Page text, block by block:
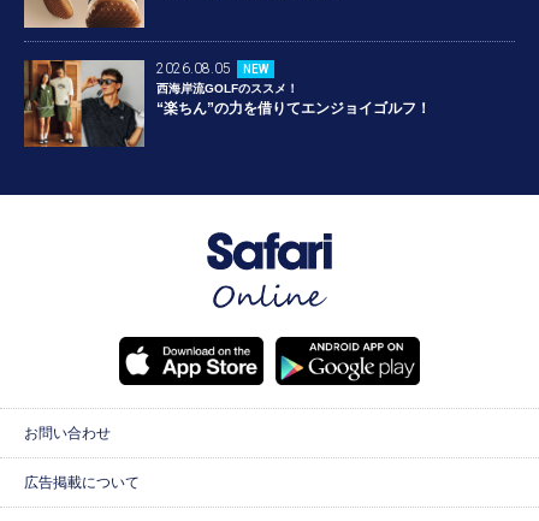
2026.08.05
NEW
西海岸流GOLFのススメ！
“楽ちん”の力を借りてエンジョイゴルフ！
お問い合わせ
広告掲載について